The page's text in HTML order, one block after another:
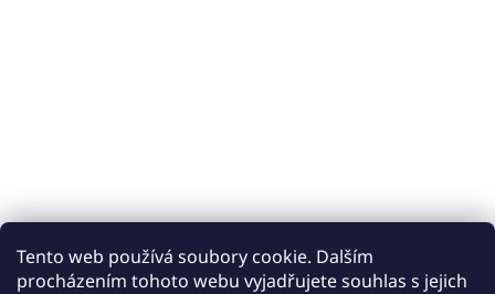
Tento web používá soubory cookie. Dalším
procházením tohoto webu vyjadřujete souhlas s jejich